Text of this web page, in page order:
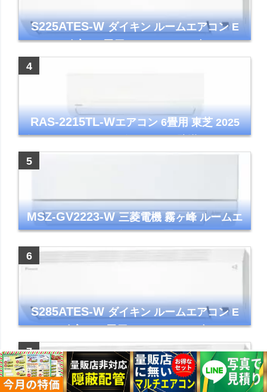
S225ATES-Wダイキン ルームエアコン E
シリーズ 主に6畳用 ホワイト 2025年モデル
RAS-2215TL-Wエアコン 6畳用 東芝 2025
年モデル TLシリーズ ホワイト 壁掛け クーラ
MSZ-GV2223-W三菱電機 霧ヶ峰 ルームエ
アコン GVシリーズ おもに6畳用 ピュアホワ
イト 2023年モデル
S285ATES-Wダイキン ルームエアコン E
シリーズ 主に10畳用 ホワイト 2025年モデル
コンパクトモデル ストリーマ